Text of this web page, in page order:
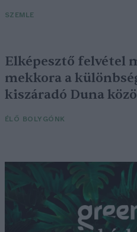
SZEMLE
Elképesztő felvétel
mekkora a
kiszáradó Duna
ÉLŐ BOLYGÓNK